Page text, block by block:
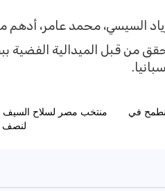
السيسي، محمد عامر، أدهم
قبل الميدالية الفضية
منتخب مصر لسلاح السيف
لنصف
للسلة يهتم بلعبة 3×3.. ونطمح في